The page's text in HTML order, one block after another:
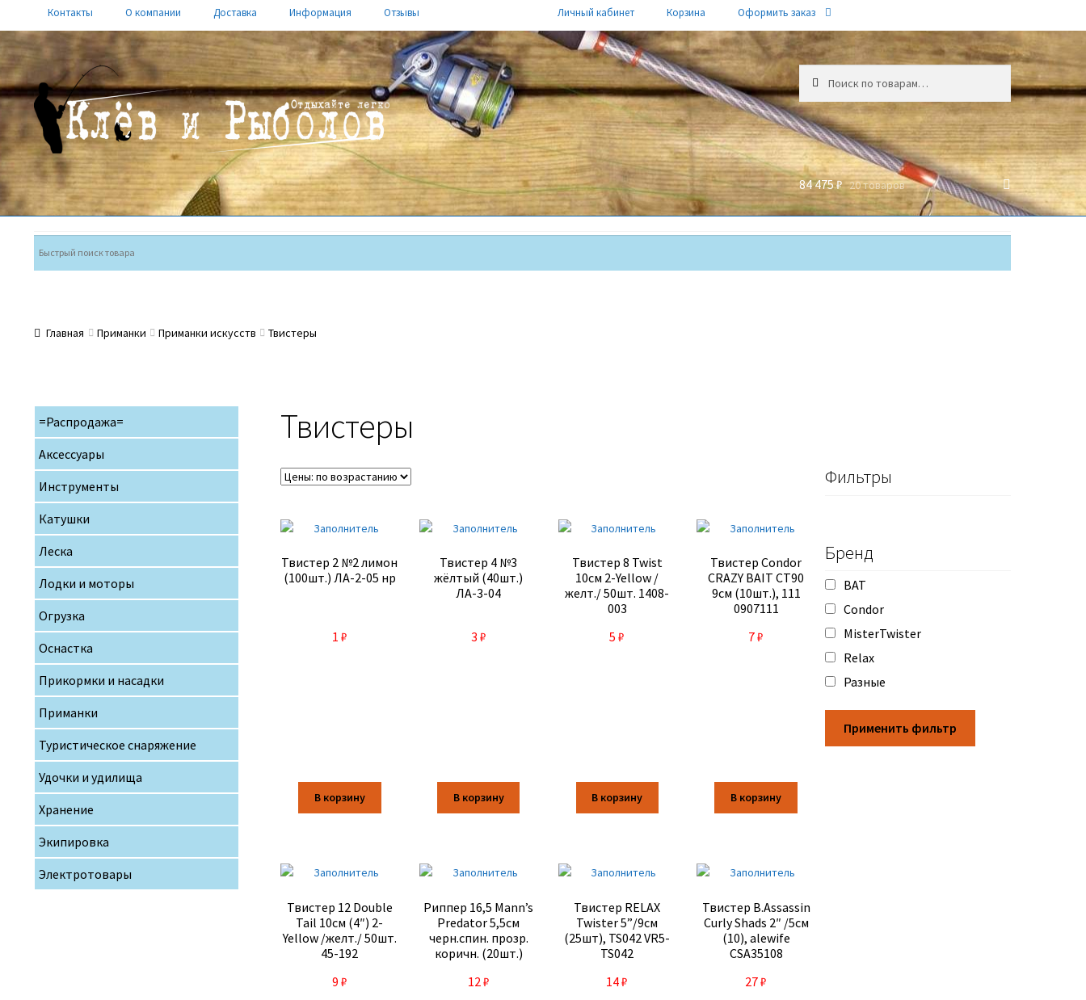
Контакты О компании Доставка Информация Отзывы Личный кабинет Корзина Оформить заказ
Перейти
к
навигации
Перейти
к
содержимому
84 475 ₽ 20 товаров
Главная Приманки Приманки искусств Твистеры
Фильтры
Бренд
BAT
Condor
MisterTwister
Relax
Разные
Применить фильтр
Твистеры
Твистер 2 №2 лимон
(100шт.) ЛА-2-05 нр
1 ₽
В корзину
Твистер 4 №3
жёлтый (40шт.)
ЛА-3-04
3 ₽
В корзину
Твистер 8 Twist
10см 2-Yellow /
желт./ 50шт. 1408-
003
5₽
В корзину
Твистер Condor
CRAZY BAIT CT90
9см (10шт.), 111
0907111
7₽
В корзину
Твистер 12 Double
Tail 10см (4″) 2-
Yellow /желт./ 50шт.
45-192
9 ₽
Риппер 16,5 Mann’s
Predator 5,5см
черн.спин. прозр.
коричн. (20шт.)
12₽
Твистер RELAX
Twister 5”/9см
(25шт), TS042 VR5-
TS042
14₽
Твистер B.Assassin
Curly Shads 2″ /5см
(10), alewife
CSA35108
27₽
=Распродажа=
Аксессуары
Инструменты
Катушки
Леска
Лодки и моторы
Огрузка
Оснастка
Прикормки и насадки
Приманки
Туристическое снаряжение
Удочки и удилища
Хранение
Экипировка
Электротовары